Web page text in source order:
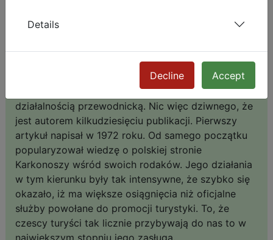
właśnie on przedstawił Františka i poprowadził
František Jirásko przez długą część swojego życia
pracował jako nauczyciel historii w szkołach pod
Karkonoszami. Od pół wieku zajmował się także
działalnością przewodnicką. Nic więc dziwnego, że
jest autorem kilkudziesięciu publikacji. Pierwszy
artykuł napisał w 1972 roku. Od samego początku
popularyzował wiedzę o polskiej stronie
Karkonoszy wśród swoich rodaków. Jego działania
w tym kierunku były tak intensywne, że szybko się
okazało, iż ma większe osiągnięcia niż oficjalne
służby powołane do promocji turystyki. To, że
czescy turyści tak licznie przybywają do nas to w
Details
Decline Accept